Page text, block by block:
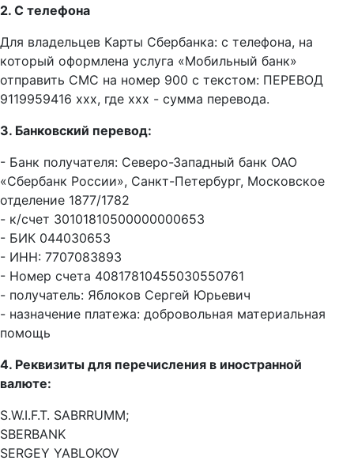
2. С телефона
Для владельцев Карты Сбербанка: с телефона, на
который оформлена услуга «Мобильный банк»
отправить СМС на номер 900 с текстом: ПЕРЕВОД
9119959416 ххх, где ххх - сумма перевода.
3. Банковский перевод:
- Банк получателя: Северо-Западный банк ОАО
«Сбербанк России», Санкт-Петербург, Московское
отделение 1877/1782
- к/cчет 30101810500000000653
- БИК 044030653
- ИНН: 7707083893
- Номер счета 40817810455030550761
- получатель: Яблоков Сергей Юрьевич
- назначение платежа: добровольная материальная
помощь
4. Реквизиты для перечисления в иностранной
валюте:
S.W.I.F.T. SABRRUMM;
SBERBANK
SERGEY YABLOKOV